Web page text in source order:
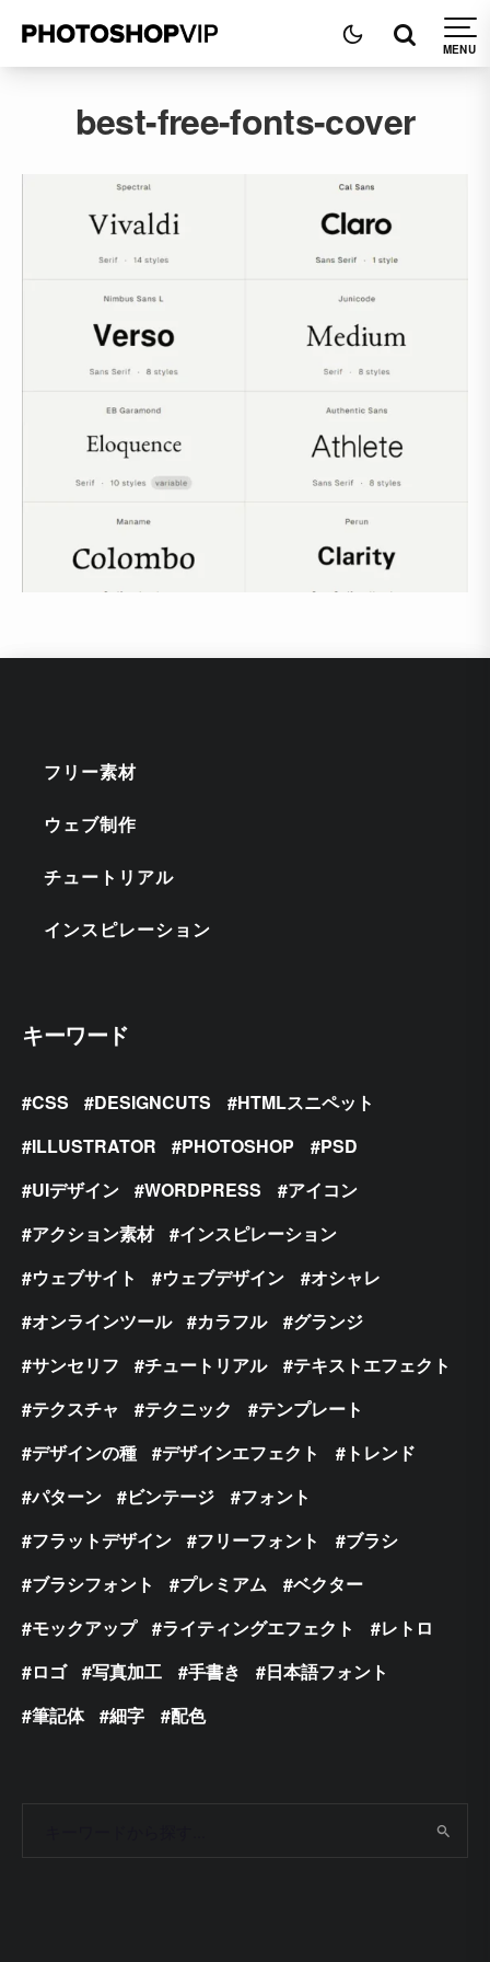
best-free-fonts-cover
フリー素材
ウェブ制作
チュートリアル
インスピレーション
キーワード
CSS DESIGNCUTS
HTMLスニペット
ILLUSTRATOR
PHOTOSHOP
PSD
UIデザイン
WORDPRESS
アイコン
アクション素材
インスピレーション
ウェブサイト
ウェブデザイン
オシャレ
オンラインツール
カラフル
グランジ
サンセリフ
チュートリアル
テキストエフェクト
テクスチャ
テクニック
テンプレート
デザインの種
デザインエフェクト
トレンド
パターン
ビンテージ
フォント
フラットデザイン
フリーフォント
ブラシ
ブラシフォント
プレミアム
ベクター
モックアップ
ライティングエフェクト
レトロ
ロゴ
写真加工 手書き
日本語フォント
筆記体
細字 配色